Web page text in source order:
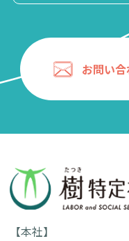
お問い
【本社】